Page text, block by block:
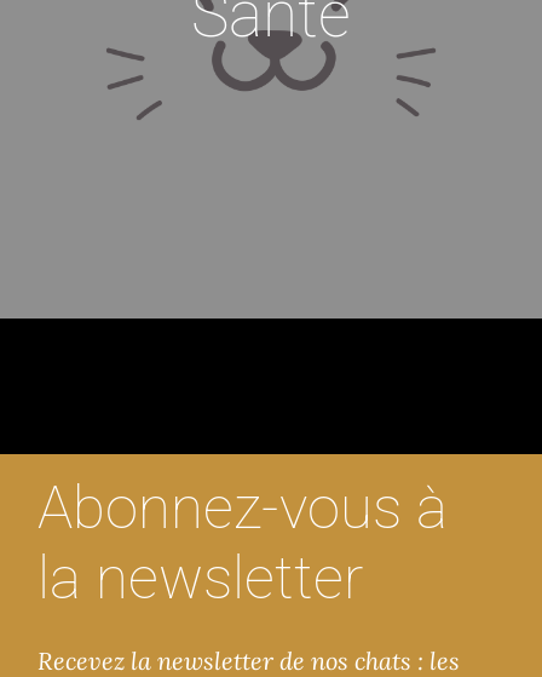
Abonnez-vous à
la newsletter
Recevez la newsletter de nos chats : les